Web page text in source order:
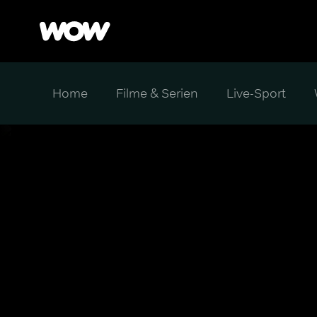
Home Filme & Serien Live-Sport